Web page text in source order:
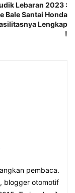
Lebaran 2023 :
Bale Santai Honda
Lengkap
!
pembaca.
blogger otomotif